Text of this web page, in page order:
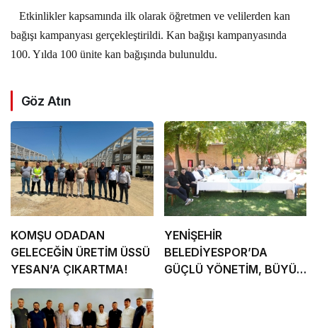
Etkinlikler kapsamında ilk olarak öğretmen ve velilerden kan
bağışı kampanyası gerçekleştirildi. Kan bağışı kampanyasında
100. Yılda 100 ünite kan bağışında bulunuldu.
Göz Atın
KOMŞU ODADAN
GELECEĞİN ÜRETİM ÜSSÜ
YESAN’A ÇIKARTMA!
YENİŞEHİR
BELEDİYESPOR’DA
GÜÇLÜ YÖNETİM, BÜYÜK